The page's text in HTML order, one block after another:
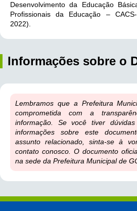
Desenvolvimento da Educação
Profissionais da Educação –
2022).
Informações sobre o
Lembramos que a Prefeitura
comprometida com a
informação. Se você tiver
informações sobre este
assunto relacionado, sinta-se à
contato conosco. O documento
na sede da Prefeitura Municipal de